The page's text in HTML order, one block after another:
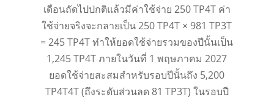
เดือนถัดไปปกติแล้วมีค่าใช้จ่าย 250 TP4T ค่า
ใช้จ่ายจริงจะกลายเป็น 250 TP4T × 981 TP3T
= 245 TP4T ทำให้ยอดใช้จ่ายรวมของปีนั้นเป็น
1,245 TP4T ภายในวันที่ 1 พฤษภาคม 2027
ยอดใช้จ่ายสะสมสำหรับรอบปีนั้นถึง 5,200
TP4T4T (ถึงระดับส่วนลด 81 TP3T) ในรอบปี